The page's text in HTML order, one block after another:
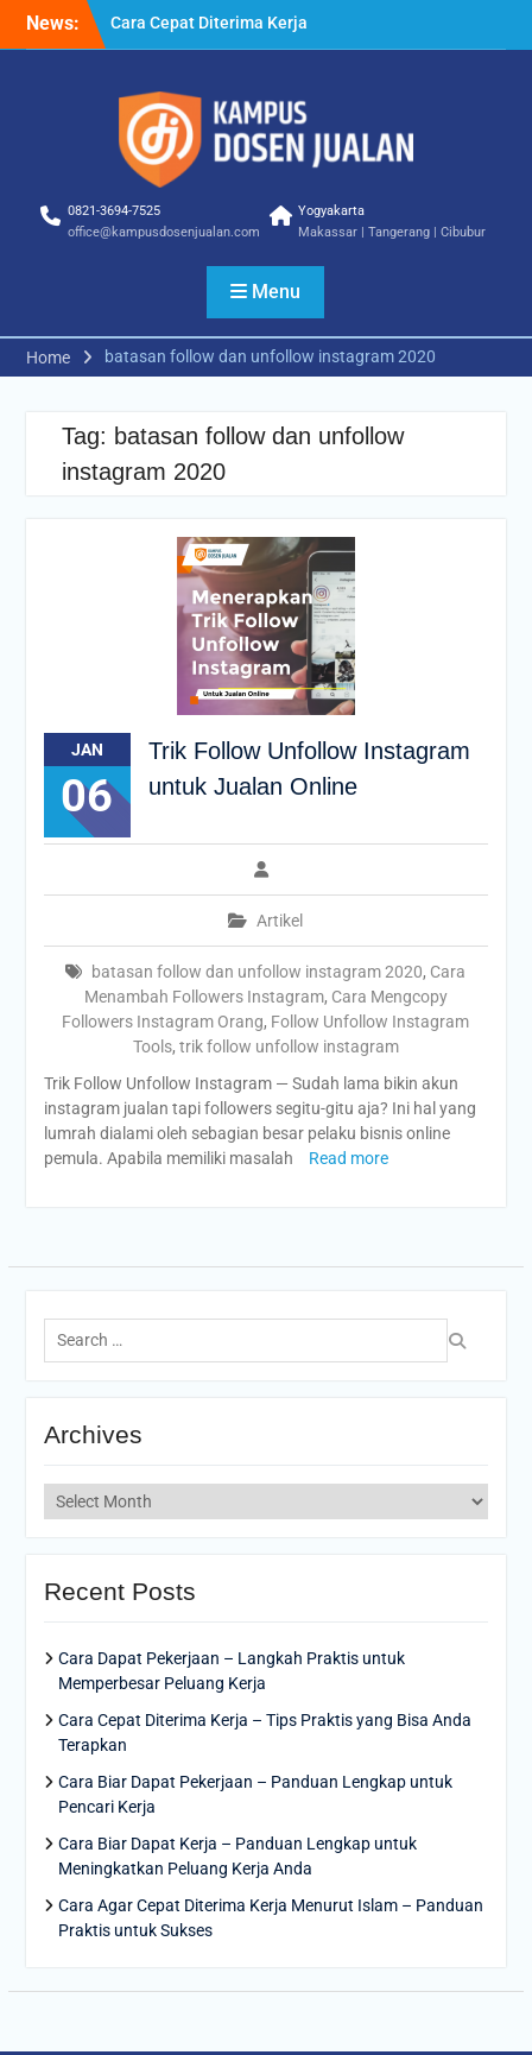
News:
Cara Cepat Diterima Kerja
– Tips Praktis yang Bisa
Cara Biar Dapat Pekerjaan
– Panduan Lengkap untuk
Pencari Kerja
Cara Dapat Pekerjaan –
Memperbesar Peluang
0821-3694-7525
office@kampusdosenjualan.com
Yogyakarta
Makassar | Tangerang | Cibubur
Menu
Home batasan follow dan unfollow instagram 2020
Tag: batasan follow dan unfollow
instagram 2020
JAN
06
Trik Follow Unfollow Instagram
untuk Jualan Online
Artikel
batasan follow dan unfollow instagram 2020, Cara
Menambah Followers Instagram, Cara Mengcopy
Followers Instagram Orang, Follow Unfollow Instagram
Tools, trik follow unfollow instagram
Trik Follow Unfollow Instagram — Sudah lama bikin akun
instagram jualan tapi followers segitu-gitu aja? Ini hal yang
lumrah dialami oleh sebagian besar pelaku bisnis online
pemula. Apabila memiliki masalah
Read more
Search
for:
Archives
Archives
Recent Posts
Cara Dapat Pekerjaan – Langkah Praktis untuk
Memperbesar Peluang Kerja
Cara Cepat Diterima Kerja – Tips Praktis yang Bisa Anda
Terapkan
Cara Biar Dapat Pekerjaan – Panduan Lengkap untuk
Pencari Kerja
Cara Biar Dapat Kerja – Panduan Lengkap untuk
Meningkatkan Peluang Kerja Anda
Cara Agar Cepat Diterima Kerja Menurut Islam – Panduan
Praktis untuk Sukses